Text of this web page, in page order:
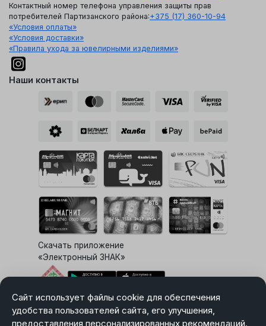
Сайт использует файлы cookie для обеспечения
удобства пользователей сайта, его улучшения,
предоставления персонализированных рекомендаций.
Контактный номер телефона управления защиты прав
потребителей Партизанского района:+375 (17) 360-10-94
«Условия оплаты»
«Условия доставки»
«Правила ухода за ювелирными изделиями»
Наши контакты
Скачать приложение
«Электронный ЗНАК»
Выбор настроек Cookie